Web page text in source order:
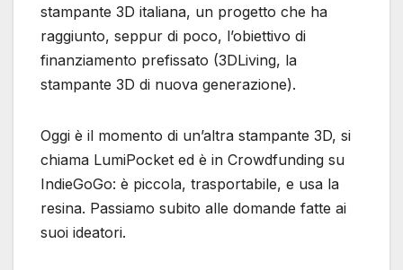
stampante 3D italiana, un progetto che ha
raggiunto, seppur di poco, l’obiettivo di
finanziamento prefissato (3DLiving, la
stampante 3D di nuova generazione).
Oggi è il momento di un’altra stampante 3D, si
chiama LumiPocket ed è in Crowdfunding su
IndieGoGo: è piccola, trasportabile, e usa la
resina. Passiamo subito alle domande fatte ai
suoi ideatori.